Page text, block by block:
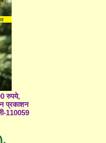
रुपये,
प्रकाशन
110059